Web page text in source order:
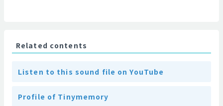
Related contents
Listen to this sound file on YouTube
Profile of Tinymemory